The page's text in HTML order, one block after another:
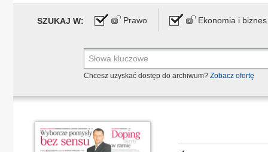
SZUKAJ W: Prawo Ekonomia i biznes
Chcesz uzyskać dostęp do archiwum? Zobacz ofertę